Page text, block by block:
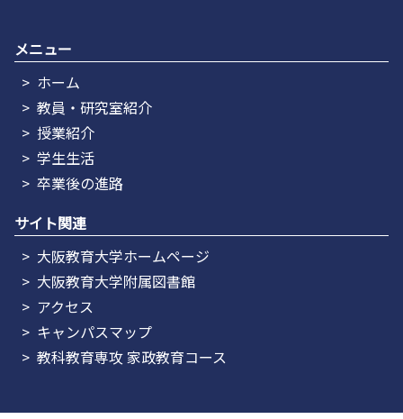
メニュー
ホーム
教員・研究室紹介
授業紹介
学生生活
卒業後の進路
サイト関連
大阪教育大学ホームページ
大阪教育大学附属図書館
アクセス
キャンパスマップ
教科教育専攻 家政教育コース